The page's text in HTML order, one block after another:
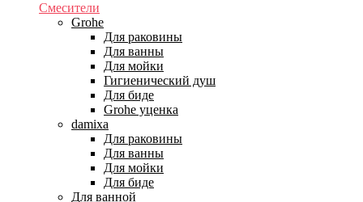
Смесители
Grohe
Для раковины
Для ванны
Для мойки
Гигиенический душ
Для биде
Grohe уценка
damixa
Для раковины
Для ванны
Для мойки
Для биде
Для ванной